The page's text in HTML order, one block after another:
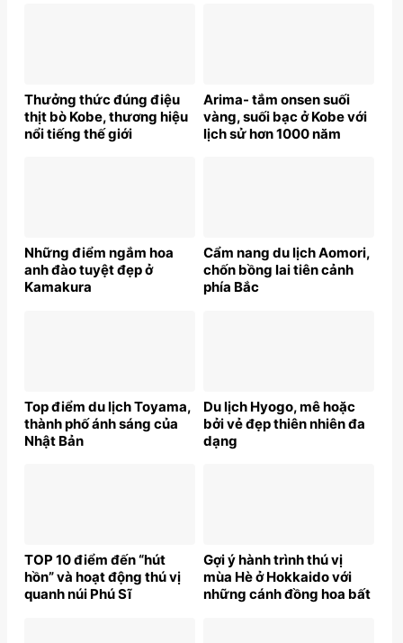
Thưởng thức đúng điệu
thịt bò Kobe, thương hiệu
nổi tiếng thế giới
Arima- tắm onsen suối
vàng, suối bạc ở Kobe với
lịch sử hơn 1000 năm
Những điểm ngắm hoa
anh đào tuyệt đẹp ở
Kamakura
Cẩm nang du lịch Aomori,
chốn bồng lai tiên cảnh
phía Bắc
Top điểm du lịch Toyama,
thành phố ánh sáng của
Nhật Bản
Du lịch Hyogo, mê hoặc
bởi vẻ đẹp thiên nhiên đa
dạng
TOP 10 điểm đến “hút
hồn” và hoạt động thú vị
quanh núi Phú Sĩ
Gợi ý hành trình thú vị
mùa Hè ở Hokkaido với
những cánh đồng hoa bất